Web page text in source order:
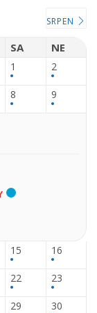
SRPEN
SA NE
1 2
8 9
15 16
22 23
29 30